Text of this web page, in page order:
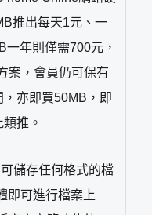
推出每天1元、一
年則僅需700元，
案，會員仍可保有
亦即買50MB，即
推。
儲存任何格式的檔
即可進行檔案上